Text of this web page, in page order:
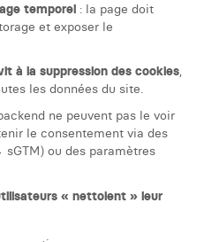
temporel : la page doit
et exposer le
à la suppression des cookies,
les données du site.
ne peuvent pas le voir
le consentement via des
ou des paramètres
« nettoient » leur